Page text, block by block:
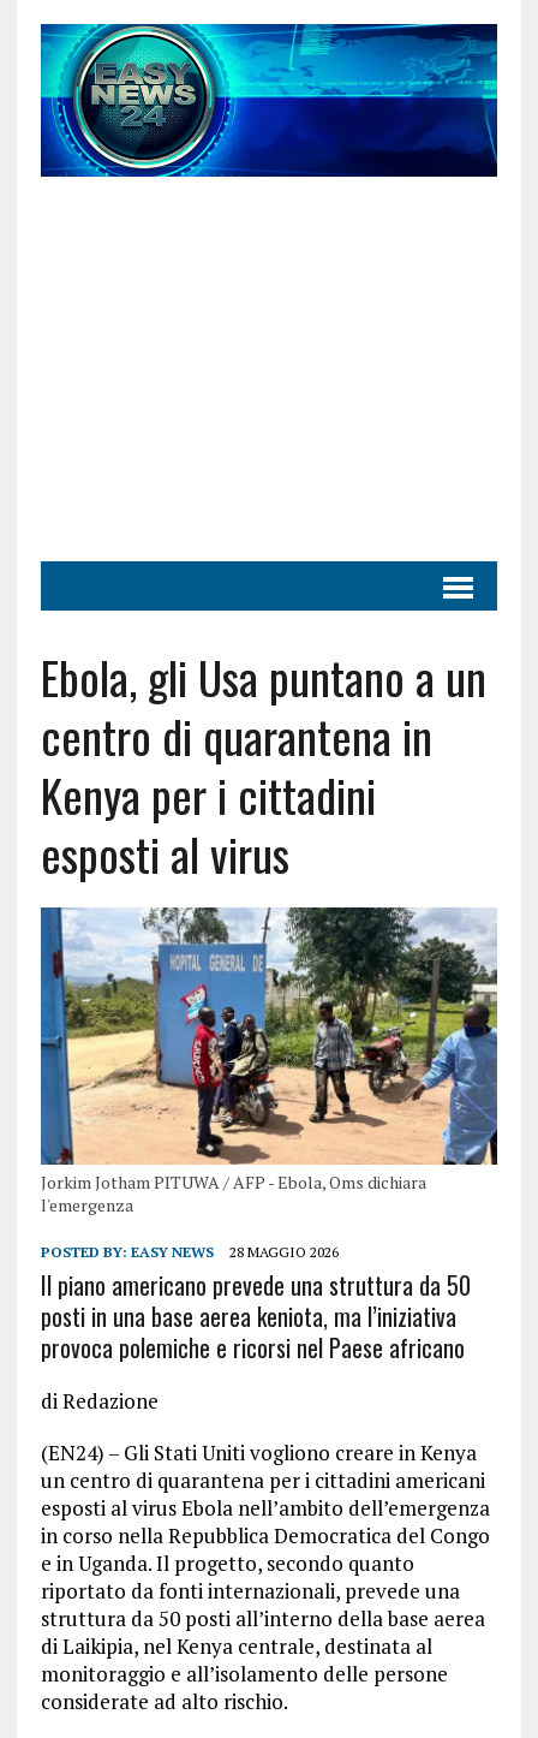
Ebola, gli Usa puntano a un
centro di quarantena in
Kenya per i cittadini
esposti al virus
Jorkim Jotham PITUWA / AFP - Ebola, Oms dichiara
l'emergenza
POSTED BY: EASY NEWS 28 MAGGIO 2026
Il piano americano prevede una struttura da 50
posti in una base aerea keniota, ma l’iniziativa
provoca polemiche e ricorsi nel Paese africano
di Redazione
(EN24) – Gli Stati Uniti vogliono creare in Kenya
un centro di quarantena per i cittadini americani
esposti al virus Ebola nell’ambito dell’emergenza
in corso nella Repubblica Democratica del Congo
e in Uganda. Il progetto, secondo quanto
riportato da fonti internazionali, prevede una
struttura da 50 posti all’interno della base aerea
di Laikipia, nel Kenya centrale, destinata al
monitoraggio e all’isolamento delle persone
considerate ad alto rischio.